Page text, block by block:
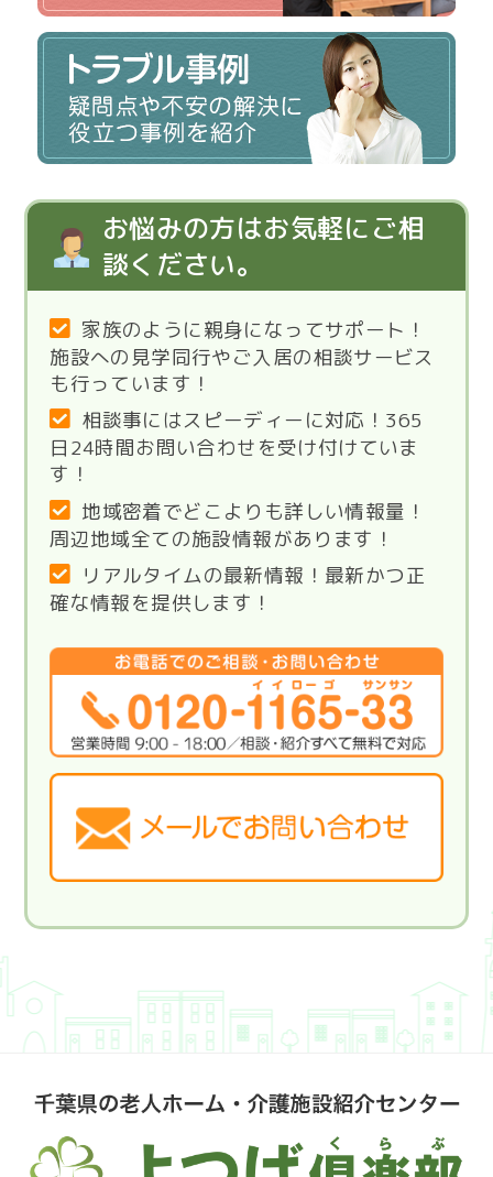
お悩みの方はお気軽にご相
談ください。
家族のように親身になってサポート！
施設への見学同行やご入居の相談サービス
も行っています！
相談事にはスピーディーに対応！365
日24時間お問い合わせを受け付けていま
す！
地域密着でどこよりも詳しい情報量！
周辺地域全ての施設情報があります！
リアルタイムの最新情報！最新かつ正
確な情報を提供します！